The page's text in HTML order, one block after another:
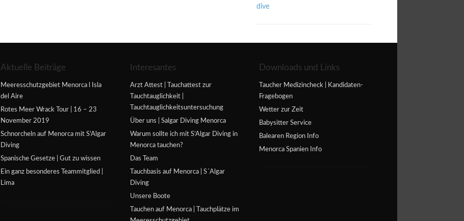
dive
Aktuelle Beiträge
Meeresschutzgebiet Menorca l Isla
del Aire
Rotes Meer Wrack Tour | 16 – 23
November 2019
Schnorcheln auf Menorca mit S’Algar
Diving
Spanische Gesetze | Gut zu wissen
Ein ganz besonderes Teammitglied |
Lima
Interesantes
Arzt Attest | Tauchattest zur
Tauchtauglichkeit |
Tauchtauglichkeitsuntersuchung
Über uns | Salgar Diving Menorca
Warum sollte ich mit S’Algar Diving in
Menorca tauchen?
Das Team
Tauchbasis auf Menorca | S´Algar
Diving
Unsere Boote
Tauchen auf Menorca | Tauchplätze im
Downloads und Links
Taucher Medizincheck | Kandidaten-
Fragebogen
Wetter zur Zeit
Babysitter Service
Balearen Region Info
Menorca Spanien Info